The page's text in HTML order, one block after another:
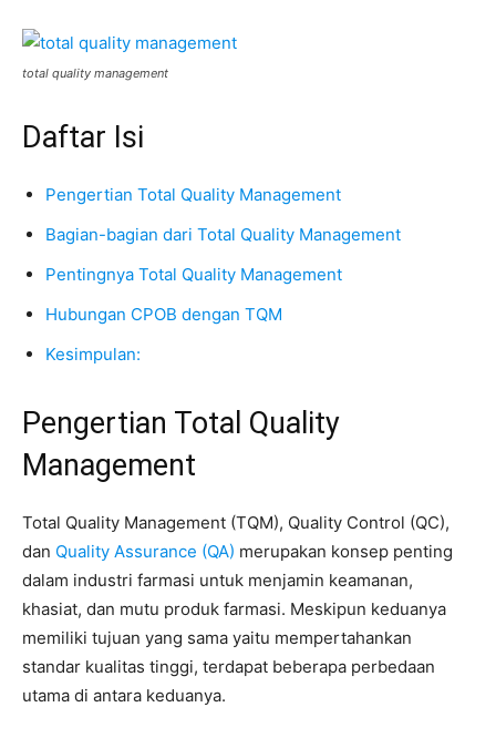
total quality management
Daftar Isi
Pengertian Total Quality Management
Bagian-bagian dari Total Quality Management
Pentingnya Total Quality Management
Hubungan CPOB dengan TQM
Kesimpulan:
Pengertian Total Quality
Management
Total Quality Management (TQM), Quality Control (QC),
dan Quality Assurance (QA) merupakan konsep penting
dalam industri farmasi untuk menjamin keamanan,
khasiat, dan mutu produk farmasi. Meskipun keduanya
memiliki tujuan yang sama yaitu mempertahankan
standar kualitas tinggi, terdapat beberapa perbedaan
utama di antara keduanya.